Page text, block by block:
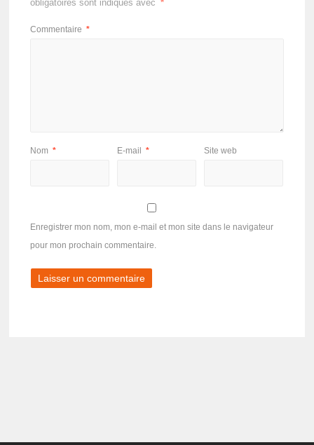
obligatoires sont indiqués avec
*
Commentaire *
Nom * E-mail * Site web
Enregistrer mon nom, mon e-mail et mon site dans le navigateur
pour mon prochain commentaire.